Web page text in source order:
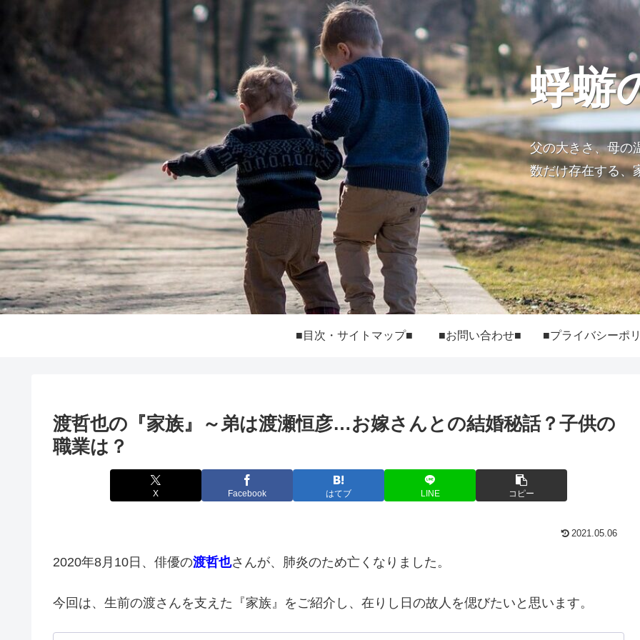
蜉蝣
父の大きさ、母の
数だけ存在する、
■目次・サイトマップ■ ■お問い合わせ■
渡哲也の『家族』～弟は渡瀬恒彦…お嫁さんとの結婚秘話？子供の
職業は？
X Facebook はてブ LINE コピー
2021.05.06
2020年8月10日、俳優の渡哲也さんが、肺炎のため亡くなりました。
今回は、生前の渡さんを支えた『家族』をご紹介し、在りし日の故人を偲びたいと思います。